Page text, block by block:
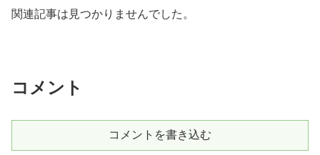
関連記事は見つかりませんでした。
コメント
コメントを書き込む